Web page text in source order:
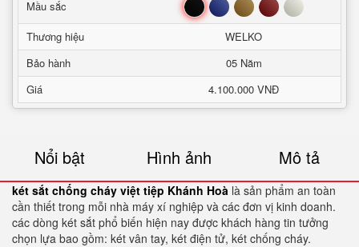
Mầu sắc Đen Xanh Nâu Đỏ Trắng
Thương hiệu
WELKO
Bảo hành
05 Năm
Giá
4.100.000 VNĐ
Nổi bật Hình ảnh Mô tả
két sắt chống cháy việt tiệp Khánh Hoà là sản phẩm an toàn
cần thiết trong mỗi nhà máy xí nghiệp và các đơn vị kinh doanh.
các dòng két sắt phổ biến hiện nay được khách hàng tin tưởng
chọn lựa bao gồm: két vân tay, két điện tử, két chống cháy.